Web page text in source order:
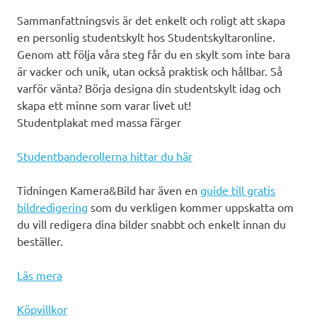
Sammanfattningsvis är det enkelt och roligt att skapa
en personlig studentskylt hos Studentskyltaronline.
Genom att följa våra steg får du en skylt som inte bara
är vacker och unik, utan också praktisk och hållbar. Så
varför vänta? Börja designa din studentskylt idag och
skapa ett minne som varar livet ut!
Studentplakat med massa färger
Studentbanderollerna hittar du här
Tidningen Kamera&Bild har även en guide till gratis
bildredigering som du verkligen kommer uppskatta om
du vill redigera dina bilder snabbt och enkelt innan du
beställer.
Läs mera
Köpvillkor